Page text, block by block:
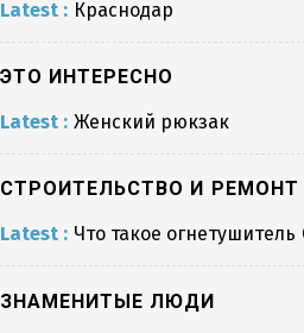
Latest : Краснодар
ЭТО ИНТЕРЕСНО
Latest : Женский рюкзак
СТРОИТЕЛЬСТВО И РЕМОНТ
Latest : Что такое огнетушитель
ЗНАМЕНИТЫЕ ЛЮДИ